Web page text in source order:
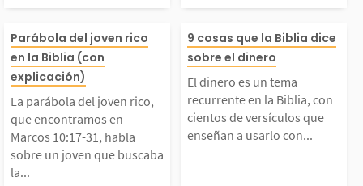
entender, hast
los niños como tú. A
él enseñó sobre...
vertir en lo
nece por la
Lo terrenal
á,...
parábola del joven
que encontramos
Marcos 10:17-31,
sobre un joven
Parábola del joven rico
en la Biblia (con
explicación)
La parábola del joven rico,
que encontramos en
Marcos 10:17-31, habla
sobre un joven que buscaba
la...
El dinero es
ecurrente en
con cientos de
9 cosas que la Biblia dice
sobre el dinero
El dinero es un tema
recurrente en la Biblia, con
cientos de versículos que
enseñan a usarlo con...